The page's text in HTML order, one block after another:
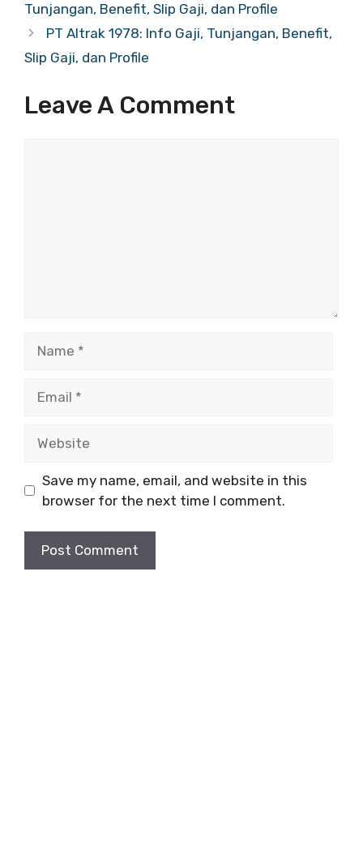
Tunjangan, Benefit, Slip Gaji, dan Profile
PT Altrak 1978: Info Gaji, Tunjangan, Benefit,
Slip Gaji, dan Profile
Leave A Comment
Save my name, email, and website in this
browser for the next time I comment.